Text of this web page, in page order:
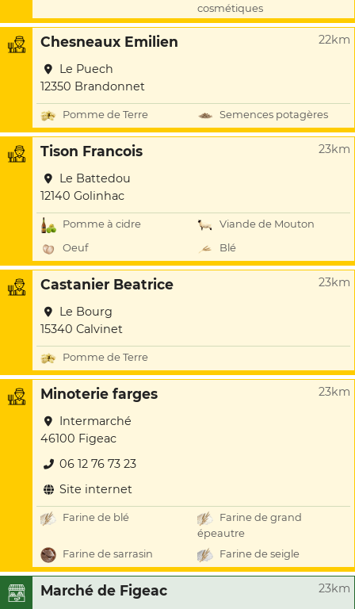
cosmétiques
Chesneaux Emilien 22km
Le Puech
12350 Brandonnet
Pomme de Terre Semences potagères
Tison Francois 23km
Le Battedou
12140 Golinhac
Pomme à cidre
Viande de Mouton
Oeuf
Blé
Castanier Beatrice 23km
Le Bourg
15340 Calvinet
Pomme de Terre
Minoterie farges 23km
Intermarché
46100 Figeac
06 12 76 73 23
Site internet
Farine de blé
Farine de grand
épeautre
Farine de sarrasin
Farine de seigle
Marché de Figeac 23km